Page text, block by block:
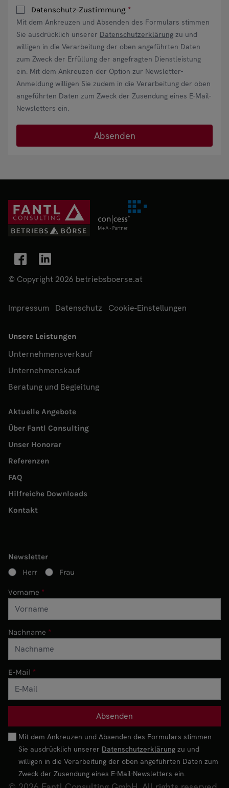
Datenschutz-Zustimmung
Mit dem Ankreuzen und Absenden des Formulars stimmen
Sie ausdrücklich unserer Datenschutzerklärung zu und
willigen in die Verarbeitung der oben angeführten Daten
zum Zweck der Erfüllung der angefragten Dienstleistung
ein. Mit dem Ankreuzen der Option zur Newsletter-
Anmeldung willigen Sie zudem in die Verarbeitung der oben
angeführten Daten zum Zweck der Zusendung eines E-Mail-
Newsletters ein.
© Copyright 2026 betriebsboerse.at
Impressum Datenschutz Cookie-Einstellungen
Unsere Leistungen
Unternehmensverkauf
Unternehmenskauf
Beratung und Begleitung
Aktuelle Angebote
Über Fantl Consulting
Unser Honorar
Referenzen
FAQ
Hilfreiche Downloads
Kontakt
Newsletter
Herr
Frau
Vorname
Nachname
E-Mail
Mit dem Ankreuzen und Absenden des Formulars stimmen
Sie ausdrücklich unserer Datenschutzerklärung zu und
willigen in die Verarbeitung der oben angeführten Daten zum
Zweck der Zusendung eines E-Mail-Newsletters ein.